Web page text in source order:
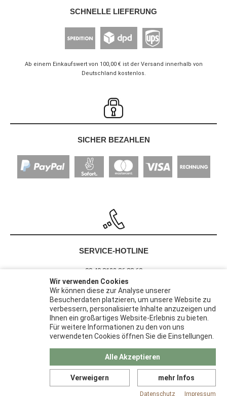
SCHNELLE LIEFERUNG
Ab einem Einkaufswert von 100,00 € ist der Versand innerhalb von
Deutschland kostenlos.
SICHER BEZAHLEN
SERVICE-HOTLINE
00 49 8122 86 88 60
© 2026 | Pack-Haus ist eine Marke derPapier Karl GmbH &
Barrierefreiheit
Widerrufsrecht
Datenschutz
AGB
Impressum
Wir verwenden Cookies
Wir können diese zur Analyse unserer
Besucherdaten platzieren, um unsere Website zu
verbessern, personalisierte Inhalte anzuzeigen und
Ihnen ein großartiges Website-Erlebnis zu bieten.
Für weitere Informationen zu den von uns
verwendeten Cookies öffnen Sie die Einstellungen.
Verweigern
Alle Akzeptieren
mehr Infos
Datenschutz Impressum